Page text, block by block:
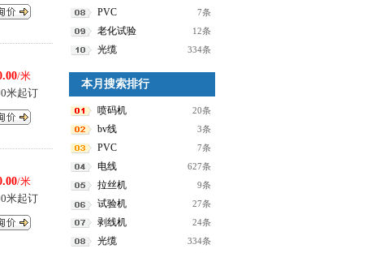
/米
米起订
/米
米起订
7条
PVC
12条
老化试验
334条
光缆
本月搜索排行
20条
喷码机
3条
bv线
7条
PVC
627条
电线
9条
拉丝机
27条
试验机
24条
剥线机
334条
光缆